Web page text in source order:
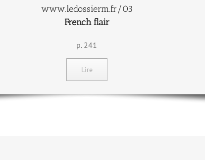
www.ledossierm.fr/03
French flair
p. 241
Lire